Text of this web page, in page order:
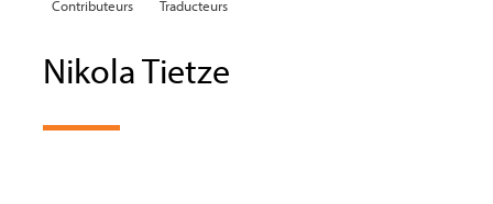
Contributeurs Traducteurs
Nikola Tietze